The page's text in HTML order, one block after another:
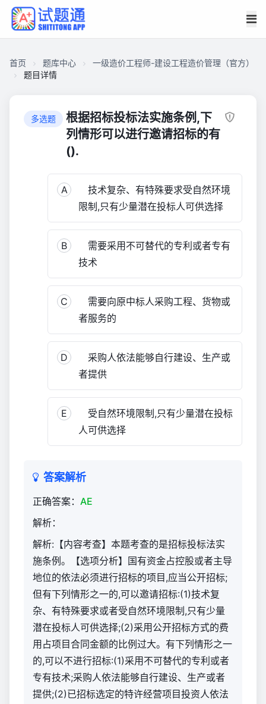
首页 题库中心
一级造价工程师-建设工程造价管理（官方）
题目详情
多选题
根据招标投标法实施条例,下
列情形可以进行邀请招标的有
().
A
技术复杂、有特殊要求受自然环境
限制,只有少量潜在投标人可供选择
B
需要采用不可替代的专利或者专有
技术
C
需要向原中标人采购工程、货物或
者服务的
D
采购人依法能够自行建设、生产或
者提供
E
受自然环境限制,只有少量潜在投标
人可供选择
答案解析
正确答案： AE
解析：
解析:【内容考查】本题考查的是招标投标法实
施条例。【选项分析】国有资金占控股或者主导
地位的依法必须进行招标的项目,应当公开招标;
但有下列情形之一的,可以邀请招标:(1)技术复
杂、有特殊要求或者受自然环境限制,只有少量
潜在投标人可供选择;(2)采用公开招标方式的费
用占项目合同金额的比例过大。有下列情形之一
的,可以不进行招标:(1)采用不可替代的专利或者
专有技术;采购人依法能够自行建设、生产或者
提供;(2)已招标选定的特许经营项目投资人依法